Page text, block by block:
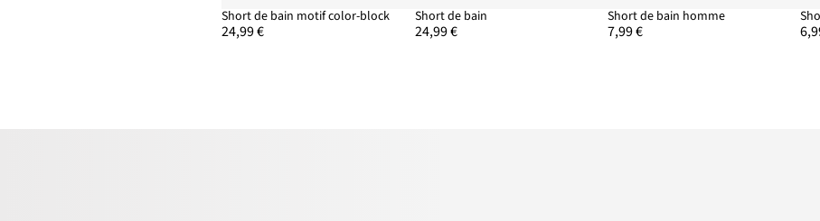
Short de bain motif color-block
24,99 €
Short de bain
24,99 €
Short de bain homme
7,99 €